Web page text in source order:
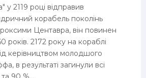
2119 році відправив
корабель поколінь
Центавра, він повинен
років. 2172 року на кораблі
керівництвом молодшого
в результаті загинули всі